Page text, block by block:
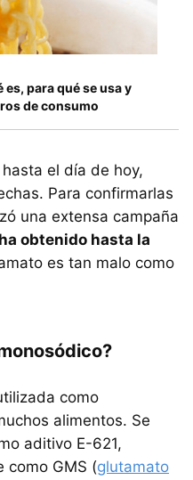
para qué se usa y
de consumo
el día de hoy,
Para confirmarlas
una extensa campaña
obtenido hasta la
es tan malo como
como
alimentos. Se
aditivo E-621,
como GMS (glutamato